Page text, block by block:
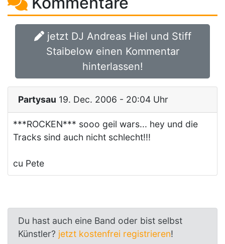
jetzt DJ Andreas Hiel und Stiff
Staibelow einen Kommentar
hinterlassen!
Partysau 19. Dec. 2006 - 20:04 Uhr
***ROCKEN*** sooo geil wars... hey und die
Tracks sind auch nicht schlecht!!!
cu Pete
Du hast auch eine Band oder bist selbst
Künstler? jetzt kostenfrei registrieren!